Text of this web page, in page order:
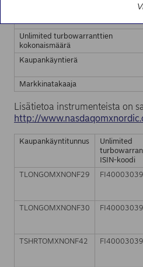
Unlimited turbowarranttien
kokonaismäärä
Kaupankäyntierä
Markkinatakaaja
Lisätietoa instrumenteista on
http://
Kaupankäyntitunnus
Unlimited
ISIN-koodi
TLONGOMXNONF29
TLONGOMXNONF30
TSHRTOMXNONF42